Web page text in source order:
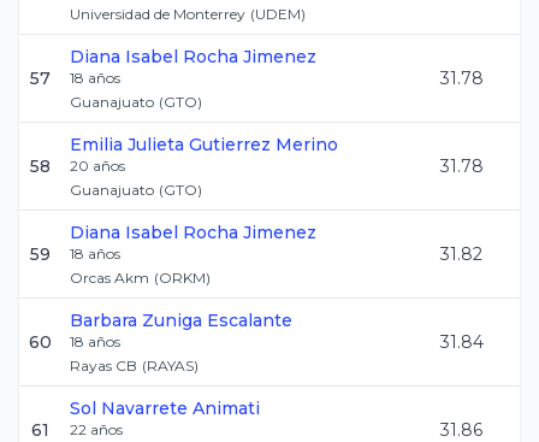
Universidad de Monterrey (UDEM)
57
Diana Isabel Rocha Jimenez
18 años
Guanajuato (GTO)
31.78
58
Emilia Julieta Gutierrez Merino
20 años
Guanajuato (GTO)
31.78
59
Diana Isabel Rocha Jimenez
18 años
Orcas Akm (ORKM)
31.82
60
Barbara Zuniga Escalante
18 años
Rayas CB (RAYAS)
31.84
61
Sol Navarrete Animati
22 años
31.86